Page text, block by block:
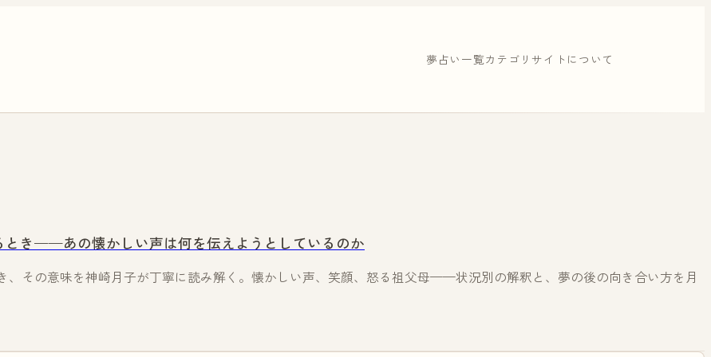
夢占い一覧カテゴリ サイトについて
とき——あの懐かしい声は何を伝えようとしているのか
、その意味を神崎月子が丁寧に読み解く。懐かしい声、笑顔、怒る祖父母——状況別の解釈と、夢の後の向き合い方を月